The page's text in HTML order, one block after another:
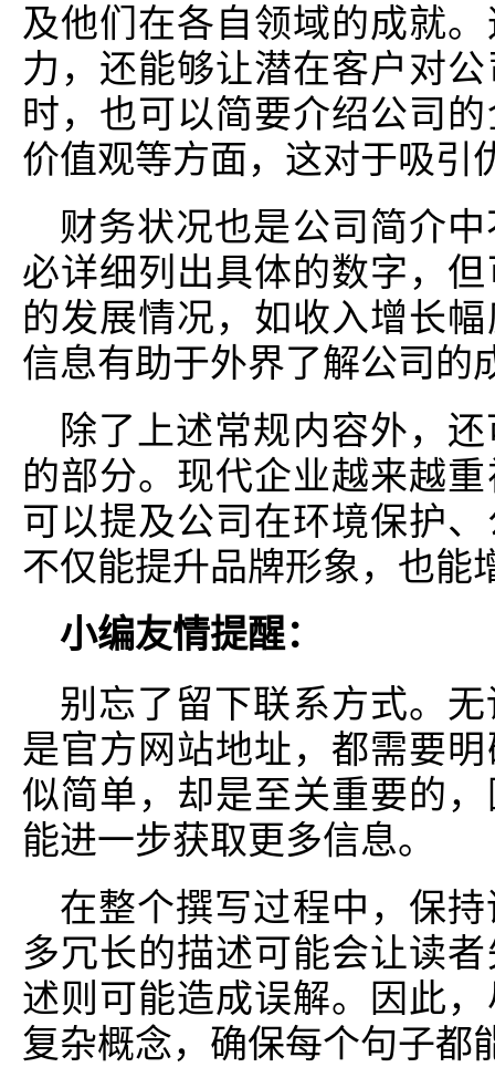
及他们在各自领域的成就
力，还能够让潜在客户对
时，也可以简要介绍公司
价值观等方面，这对于吸引
财务状况也是公司简介
必详细列出具体的数字，
的发展情况，如收入增长
信息有助于外界了解公司的
除了上述常规内容外，
的部分。现代企业越来越
可以提及公司在环境保护
不仅能提升品牌形象，也能
小编友情提醒：
别忘了留下联系方式。
是官方网站地址，都需要
似简单，却是至关重要的
能进一步获取更多信息。
在整个撰写过程中，保
多冗长的描述可能会让读
述则可能造成误解。因此
复杂概念，确保每个句子都